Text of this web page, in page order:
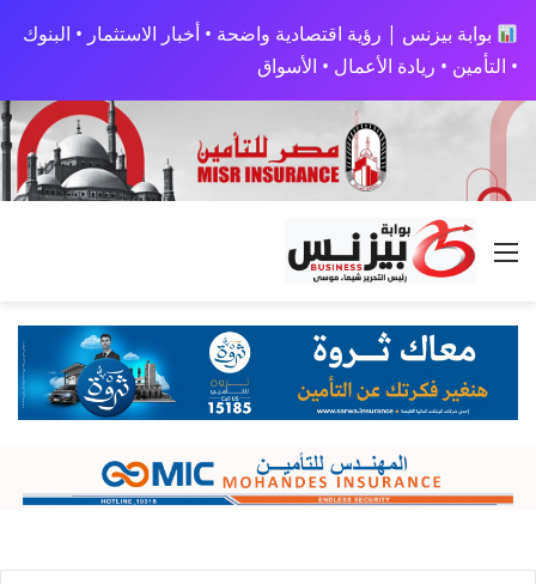
بوابة بيزنس | رؤية اقتصادية واضحة • أخبار الاستثمار • البنوك
• التأمين • ريادة الأعمال • الأسواق
القائمة